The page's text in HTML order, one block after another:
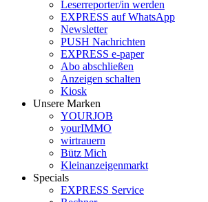
Leserreporter/in werden
EXPRESS auf WhatsApp
Newsletter
PUSH Nachrichten
EXPRESS e-paper
Abo abschließen
Anzeigen schalten
Kiosk
Unsere Marken
YOURJOB
yourIMMO
wirtrauern
Bütz Mich
Kleinanzeigenmarkt
Specials
EXPRESS Service